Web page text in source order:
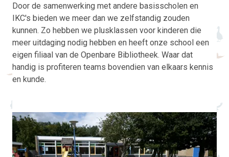
Door de samenwerking met andere basisscholen en
IKC's bieden we meer dan we zelfstandig zouden
kunnen. Zo hebben we plusklassen voor kinderen die
meer uitdaging nodig hebben en heeft onze school een
eigen filiaal van de Openbare Bibliotheek. Waar dat
handig is profiteren teams bovendien van elkaars kennis
en kunde.